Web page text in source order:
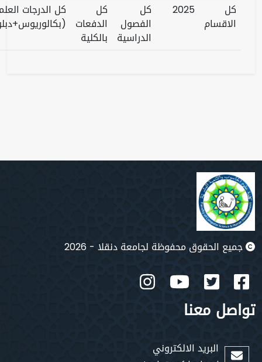
2025
الفصول الدفعات
بالكلية
كل الدرجات العلمية
(بكالوريوس+دبلوم) تحميل
محفوظة لجامعة دنقلا - 2026
الالكتروني